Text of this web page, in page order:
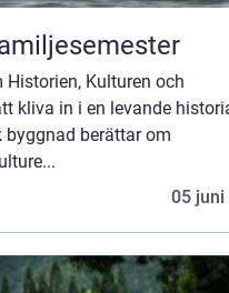
Kulturen och
kliva in i en levande
berättar om
05 juni